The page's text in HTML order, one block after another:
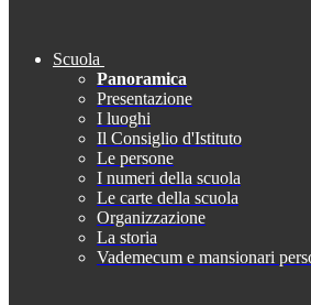
Scuola
Panoramica
Presentazione
I luoghi
Il Consiglio d'Istituto
Le persone
I numeri della scuola
Le carte della scuola
Organizzazione
La storia
Vademecum e mansionari